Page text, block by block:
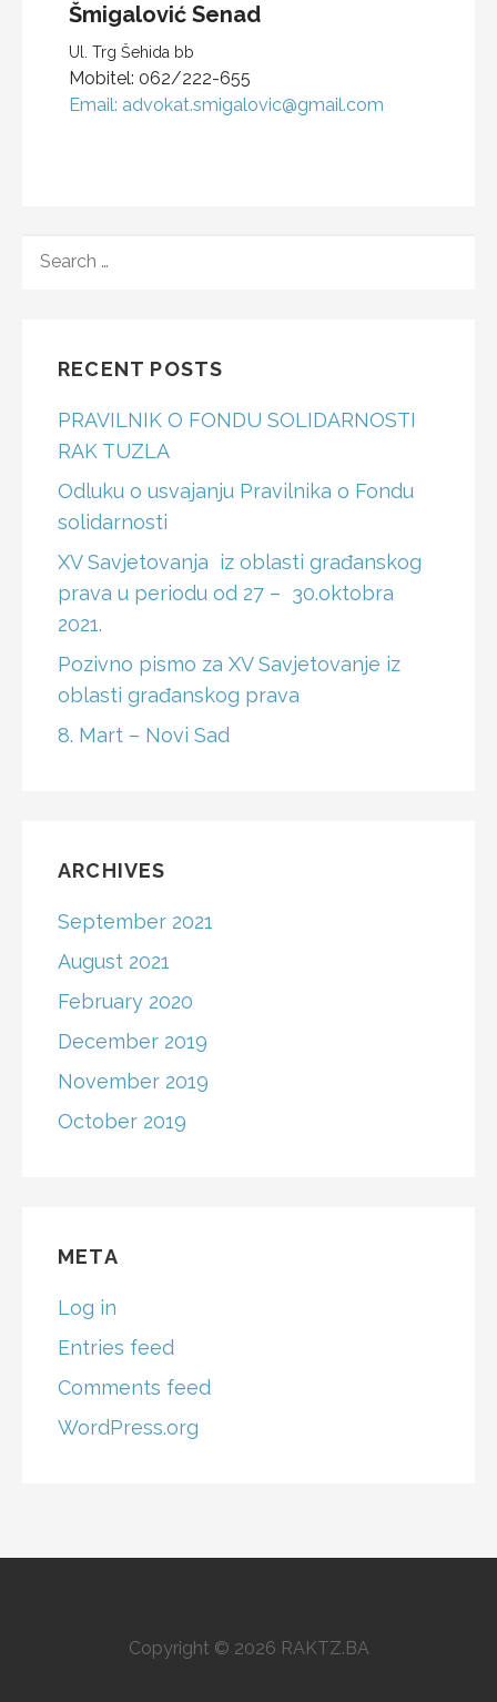
Šmigalović Senad
Ul. Trg Šehida bb
Mobitel: 062/222-655
Email: advokat.smigalovic@gmail.com
FOR:
RECENT POSTS
PRAVILNIK O FONDU SOLIDARNOSTI
RAK TUZLA
Odluku o usvajanju Pravilnika o Fondu
solidarnosti
XV Savjetovanja iz oblasti građanskog
prava u periodu od 27 – 30.oktobra
2021.
Pozivno pismo za XV Savjetovanje iz
oblasti građanskog prava
8. Mart – Novi Sad
ARCHIVES
September 2021
August 2021
February 2020
December 2019
November 2019
October 2019
META
Log in
Entries feed
Comments feed
WordPress.org
Copyright © 2026 RAKTZ.BA